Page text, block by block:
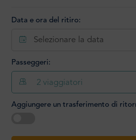
Data e ora del ritiro:
Selezionare la data
Ora
:
Minuto
Passeggeri:
2 viaggiatori
Aggiungere un trasferimento di